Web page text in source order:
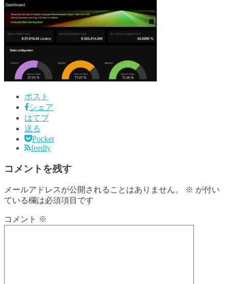
ポスト
シェア
はてブ
送る
Pocket
feedly
コメントを残す
メールアドレスが公開されることはありません。 ※ が付い
ている欄は必須項目です
コメント ※